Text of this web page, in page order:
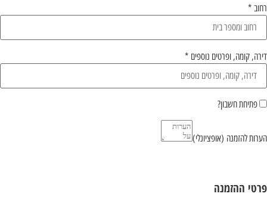
רחוב *
דירה, קומה, ופרטים נוספים *
פתיחת חשבון?
הערות להזמנה (אופציונלי)
פרטי ההזמנה